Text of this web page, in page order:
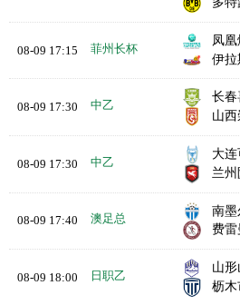
08-09 17:15 菲州长杯
凤
伊拉
08-09 17:30 中乙
长春
山
08-09 17:30 中乙
大连
兰
08-09 17:40 澳足总
南墨
费
08-09 18:00 日职乙
山形
枥木